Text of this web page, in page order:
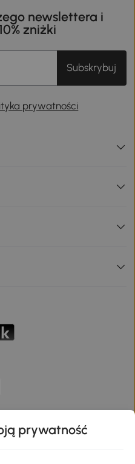
newslettera i
zniżki
Subskrybuj
prywatności
prywatność